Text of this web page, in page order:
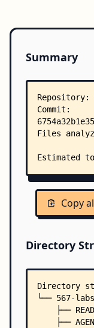
Summary
Copy
Directory
Directory
└── 567-
├──
├──